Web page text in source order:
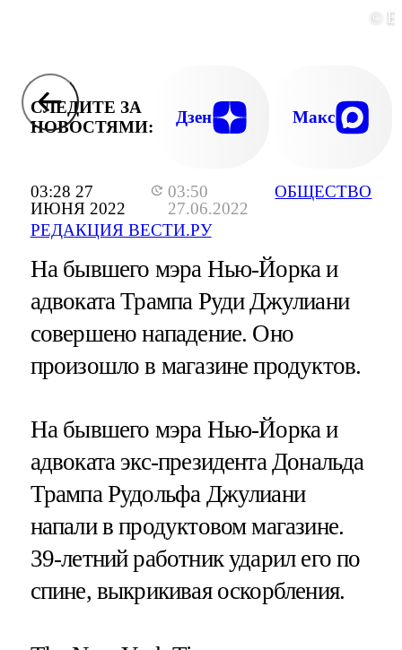
03:28 27
ИЮНЯ 2022
03:50
27.06.2022
РЕДАКЦИЯ ВЕСТИ.РУ
ОБЩЕСТВО
©
СЛЕДИТЕ ЗА
НОВОСТЯМИ:
Дзен Макс
На бывшего мэра Нью-Йорка и
адвоката Трампа Руди Джулиани
совершено нападение. Оно
произошло в магазине продуктов.
На бывшего мэра Нью-Йорка и
адвоката экс-президента Дональда
Трампа Рудольфа Джулиани
напали в продуктовом магазине.
39-летний работник ударил его по
спине, выкрикивая оскорбления.